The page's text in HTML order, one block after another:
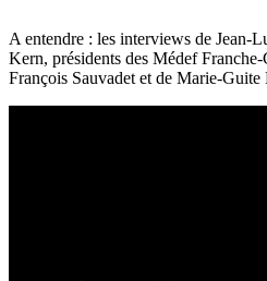
A entendre : les interviews de Jean-
Kern, présidents des Médef
François Sauvadet et de Marie-